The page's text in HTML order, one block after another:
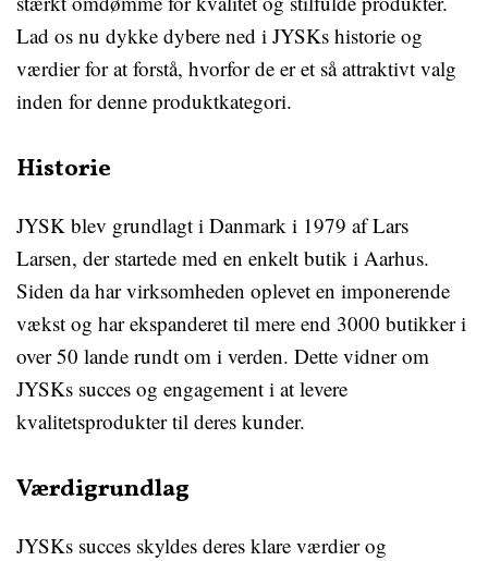
Lad os nu dykke dybere ned i JYSKs historie og
værdier for at forstå, hvorfor de er et så attraktivt valg
inden for denne produktkategori.
Historie
JYSK blev grundlagt i Danmark i 1979 af Lars
Larsen, der startede med en enkelt butik i Aarhus.
Siden da har virksomheden oplevet en imponerende
vækst og har ekspanderet til mere end 3000 butikker i
over 50 lande rundt om i verden. Dette vidner om
JYSKs succes og engagement i at levere
kvalitetsprodukter til deres kunder.
Værdigrundlag
JYSKs succes skyldes deres klare værdier og